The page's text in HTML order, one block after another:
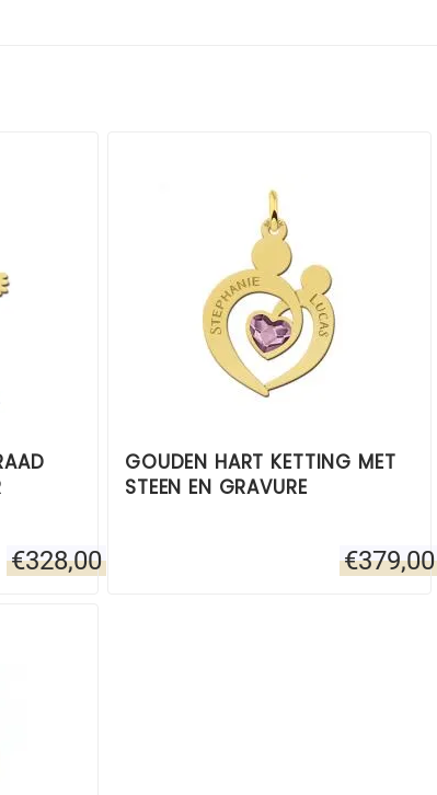
€328,00
GOUDEN HART KETTING MET
STEEN EN GRAVURE
€379,00